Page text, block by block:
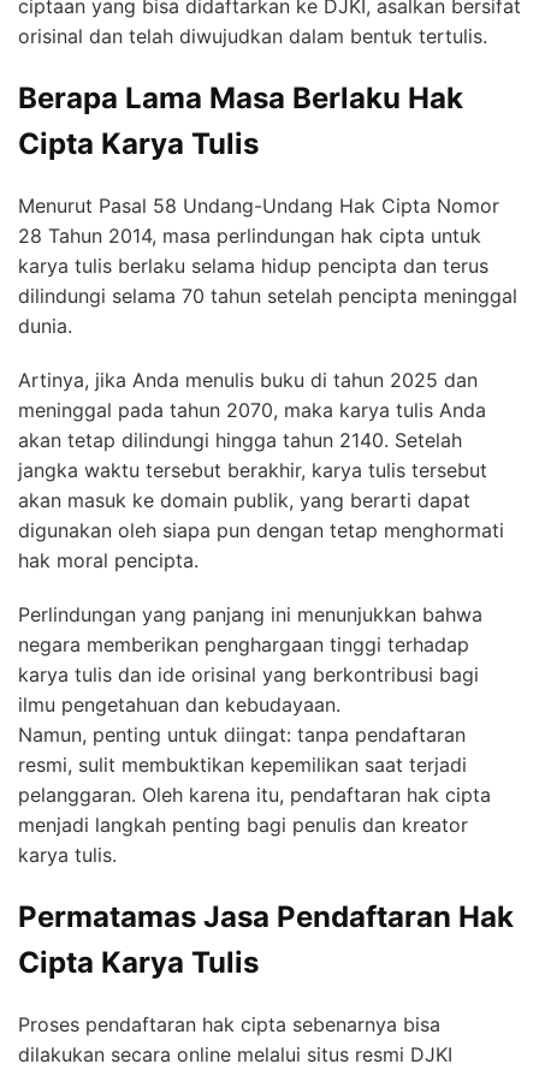
ciptaan yang bisa didaftarkan ke DJKI, asalkan bersifat
orisinal dan telah diwujudkan dalam bentuk tertulis.
Berapa Lama Masa Berlaku Hak
Cipta Karya Tulis
Menurut Pasal 58 Undang-Undang Hak Cipta Nomor
28 Tahun 2014, masa perlindungan hak cipta untuk
karya tulis berlaku selama hidup pencipta dan terus
dilindungi selama 70 tahun setelah pencipta meninggal
dunia.
Artinya, jika Anda menulis buku di tahun 2025 dan
meninggal pada tahun 2070, maka karya tulis Anda
akan tetap dilindungi hingga tahun 2140. Setelah
jangka waktu tersebut berakhir, karya tulis tersebut
akan masuk ke domain publik, yang berarti dapat
digunakan oleh siapa pun dengan tetap menghormati
hak moral pencipta.
Perlindungan yang panjang ini menunjukkan bahwa
negara memberikan penghargaan tinggi terhadap
karya tulis dan ide orisinal yang berkontribusi bagi
ilmu pengetahuan dan kebudayaan.
Namun, penting untuk diingat: tanpa pendaftaran
resmi, sulit membuktikan kepemilikan saat terjadi
pelanggaran. Oleh karena itu, pendaftaran hak cipta
menjadi langkah penting bagi penulis dan kreator
karya tulis.
Permatamas Jasa Pendaftaran Hak
Cipta Karya Tulis
Proses pendaftaran hak cipta sebenarnya bisa
dilakukan secara online melalui situs resmi DJKI